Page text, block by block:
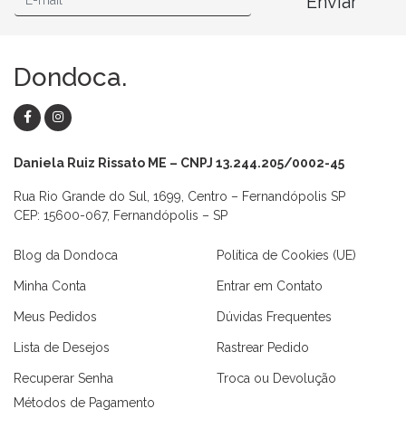
Dondoca.
Daniela Ruiz Rissato ME – CNPJ 13.244.205/0002-45
Rua Rio Grande do Sul, 1699, Centro – Fernandópolis SP
CEP: 15600-067, Fernandópolis – SP
Blog da Dondoca
Minha Conta
Meus Pedidos
Lista de Desejos
Recuperar Senha
Política de Cookies (UE)
Entrar em Contato
Dúvidas Frequentes
Rastrear Pedido
Troca ou Devolução
Métodos de Pagamento